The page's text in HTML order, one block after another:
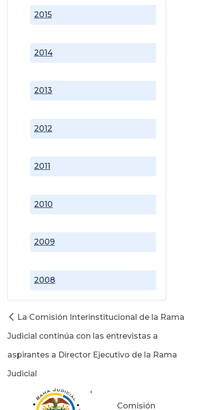
2008
2009
2010
2011
2012
2013
2014
2015
La Comisión Interinstitucional de la Rama
Judicial continúa con las entrevistas a
aspirantes a Director Ejecutivo de la Rama
Judicial
'
Comisión